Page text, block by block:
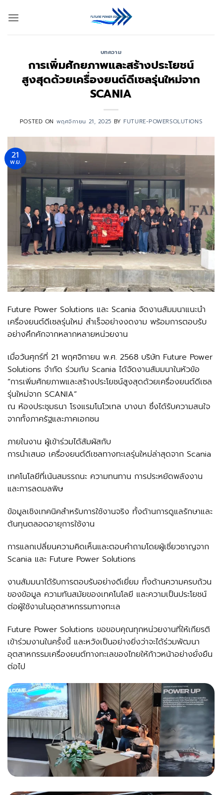
บทความ
การเพิ่มศักยภาพและสร้างประโยชน์
สูงสุดด้วยเครื่องยนต์ดีเซลรุ่นใหม่จาก
SCANIA
POSTED ON พฤศจิกายน 21, 2025 BYFUTURE-POWERSOLUTIONS
21
พ.ย.
Future Power Solutions และ Scania จัดงานสัมมนาแนะนำ
เครื่องยนต์ดีเซลรุ่นใหม่ สำเร็จอย่างงดงาม พร้อมการตอบรับ
อย่างคึกคักจากหลากหลายหน่วยงาน
เมื่อวันศุกร์ที่ 21 พฤศจิกายน พ.ศ. 2568 บริษัท Future Power
Solutions จำกัด ร่วมกับ Scania ได้จัดงานสัมมนาในหัวข้อ
“การเพิ่มศักยภาพและสร้างประโยชน์สูงสุดด้วยเครื่องยนต์ดีเซล
รุ่นใหม่จาก SCANIA”
ณ ห้องประชุมธนา โรงแรมโนโวเทล บางนา ซึ่งได้รับความสนใจ
จากทั้งภาครัฐและภาคเอกชน
ภายในงาน ผู้เข้าร่วมได้สัมผัสกับ
การนำเสนอ เครื่องยนต์ดีเซลทางทะเลรุ่นใหม่ล่าสุดจาก Scania
เทคโนโลยีที่เน้นสมรรถนะ ความทนทาน การประหยัดพลังงาน
และการลดมลพิษ
ข้อมูลเชิงเทคนิคสำหรับการใช้งานจริง ทั้งด้านการดูแลรักษาและ
ต้นทุนตลอดอายุการใช้งาน
การแลกเปลี่ยนความคิดเห็นและตอบคำถามโดยผู้เชี่ยวชาญจาก
Scania และ Future Power Solutions
งานสัมมนาได้รับการตอบรับอย่างดีเยี่ยม ทั้งด้านความครบถ้วน
ของข้อมูล ความทันสมัยของเทคโนโลยี และความเป็นประโยชน์
ต่อผู้ใช้งานในอุตสาหกรรมทางทะเล
Future Power Solutions ขอขอบคุณทุกหน่วยงานที่ให้เกียรติ
เข้าร่วมงานในครั้งนี้ และหวังเป็นอย่างยิ่งว่าจะได้ร่วมพัฒนา
อุตสาหกรรมเครื่องยนต์ทางทะเลของไทยให้ก้าวหน้าอย่างยั่งยืน
ต่อไป